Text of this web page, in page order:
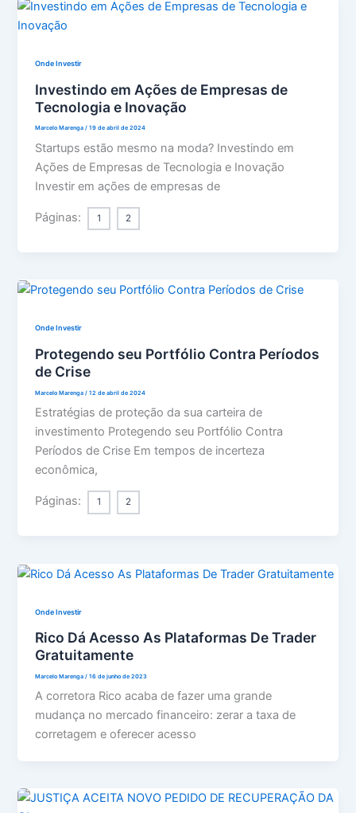
Onde Investir
Investindo em Ações de Empresas de
Tecnologia e Inovação
Marcelo Marenga/19 de abril de 2024
Startups estão mesmo na moda? Investindo em
Ações de Empresas de Tecnologia e Inovação
Investir em ações de empresas de
Páginas: 1 2
Onde Investir
Protegendo seu Portfólio Contra Períodos
de Crise
Marcelo Marenga/12 de abril de 2024
Estratégias de proteção da sua carteira de
investimento Protegendo seu Portfólio Contra
Períodos de Crise Em tempos de incerteza
econômica,
Páginas: 1 2
Onde Investir
Rico Dá Acesso As Plataformas De Trader
Gratuitamente
Marcelo Marenga/16 de junho de 2023
A corretora Rico acaba de fazer uma grande
mudança no mercado financeiro: zerar a taxa de
corretagem e oferecer acesso